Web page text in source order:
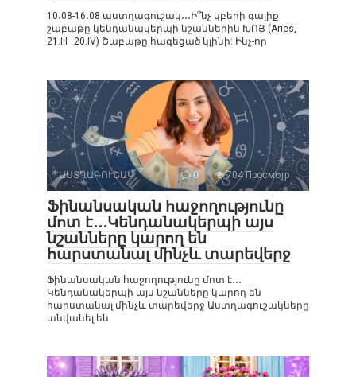
10․08-16․08 աստղագուշակ․․․Ի՞նչ կբերի գալիք
շաբաթը կենդանակերպի նշաններին ԽՈՅ (Aries,
21.III–20.IV) Շաբաթը հագեցած կլինի: Ինչ-որ
ԱՍՏՂԱԳՈՒՇԱԿ 0 704 Просмотр
Ֆինանսական հաջողությունը
մոտ է․․․Կենդանակերպի այս
նշանները կարող են
հարստանալ մինչև տարեվերջ
Ֆինանսական հաջողությունը մոտ է․․․
Կենդանակերպի այս նշանները կարող են
հարստանալ մինչև տարեվերջ Աստղագուշակները
անվանել են